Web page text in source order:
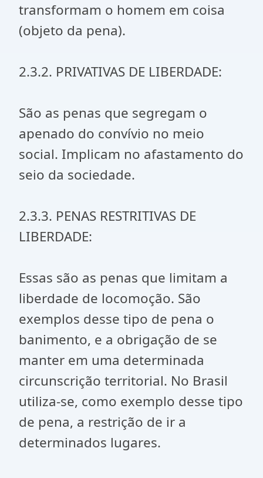
transformam o homem em coisa
(objeto da pena).
2.3.2. PRIVATIVAS DE LIBERDADE:
São as penas que segregam o
apenado do convívio no meio
social. Implicam no afastamento do
seio da sociedade.
2.3.3. PENAS RESTRITIVAS DE
LIBERDADE:
Essas são as penas que limitam a
liberdade de locomoção. São
exemplos desse tipo de pena o
banimento, e a obrigação de se
manter em uma determinada
circunscrição territorial. No Brasil
utiliza-se, como exemplo desse tipo
de pena, a restrição de ir a
determinados lugares.